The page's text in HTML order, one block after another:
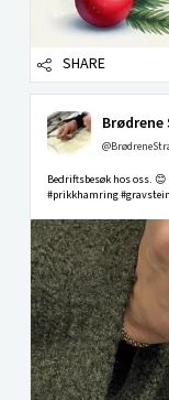
SHARE
Bedriftsbesøk hos oss.
#prikkhamring